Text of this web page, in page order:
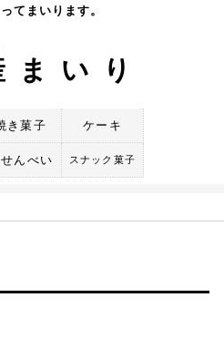
てまいります。
まいり
き菓子 ケーキ
んべい スナック菓子